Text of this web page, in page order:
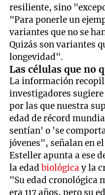
resiliente, sino
"Para ponerle un
variantes que no se
Quizás son variantes
longevidad".
Las células que no
La información
investigadores
por las que nuestra
edad de récord
sentían' o 'se
jóvenes", señalan en
Esteller apunta a ese
la edadbiológica y la
"Su edad cronológica
era 117 años, pero su